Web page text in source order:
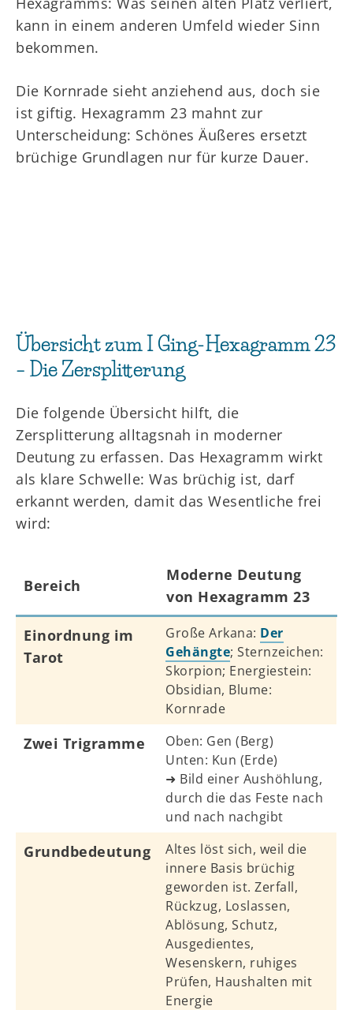
kann in einem anderen Umfeld wieder Sinn
bekommen.
Die Kornrade sieht anziehend aus, doch sie
ist giftig. Hexagramm 23 mahnt zur
Unterscheidung: Schönes Äußeres ersetzt
brüchige Grundlagen nur für kurze Dauer.
Übersicht zum I Ging-Hexagramm 23
– Die Zersplitterung
Die folgende Übersicht hilft, die
Zersplitterung alltagsnah in moderner
Deutung zu erfassen. Das Hexagramm wirkt
als klare Schwelle: Was brüchig ist, darf
erkannt werden, damit das Wesentliche frei
wird:
Bereich
Moderne Deutung
von Hexagramm 23
Einordnung im
Tarot
Große Arkana: Der
Gehängte; Sternzeichen:
Skorpion; Energiestein:
Obsidian, Blume:
Kornrade
Zwei Trigramme
Oben: Gen (Berg)
Unten: Kun (Erde)
➜ Bild einer Aushöhlung,
durch die das Feste nach
und nach nachgibt
Grundbedeutung
Altes löst sich, weil die
innere Basis brüchig
geworden ist. Zerfall,
Rückzug, Loslassen,
Ablösung, Schutz,
Ausgedientes,
Wesenskern, ruhiges
Prüfen, Haushalten mit
Energie